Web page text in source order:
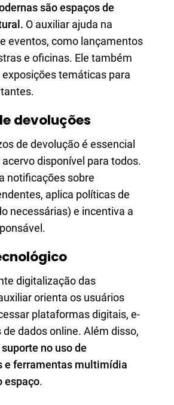
são espaços de
O auxiliar ajuda na
eventos, como lançamentos
e oficinas. Ele também
temáticas para
devoluções
de devolução é essencial
disponível para todos.
notificações sobre
aplica políticas de
necessárias) e incentiva a
digitalização das
orienta os usuários
plataformas digitais, e-
de dados online. Além disso,
no uso de
e ferramentas multimídia
espaço.